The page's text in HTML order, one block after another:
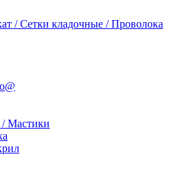
/ Сетки кладочные / Проволока
/ Мастики